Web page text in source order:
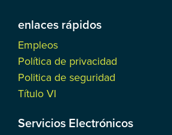
enlaces rápidos
Empleos
Política de privacidad
Politica de seguridad
Título VI
Servicios Electrónicos